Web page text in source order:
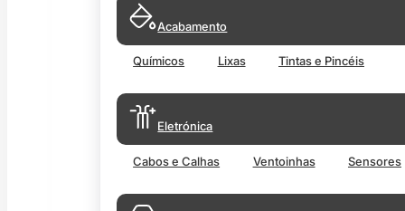
Acabamento
Químicos Lixas Tintas e Pincéis
Eletrónica
Cabos e Calhas Ventoinhas Sensores